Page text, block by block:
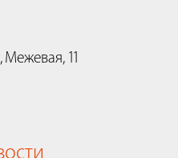
Межевая, 11